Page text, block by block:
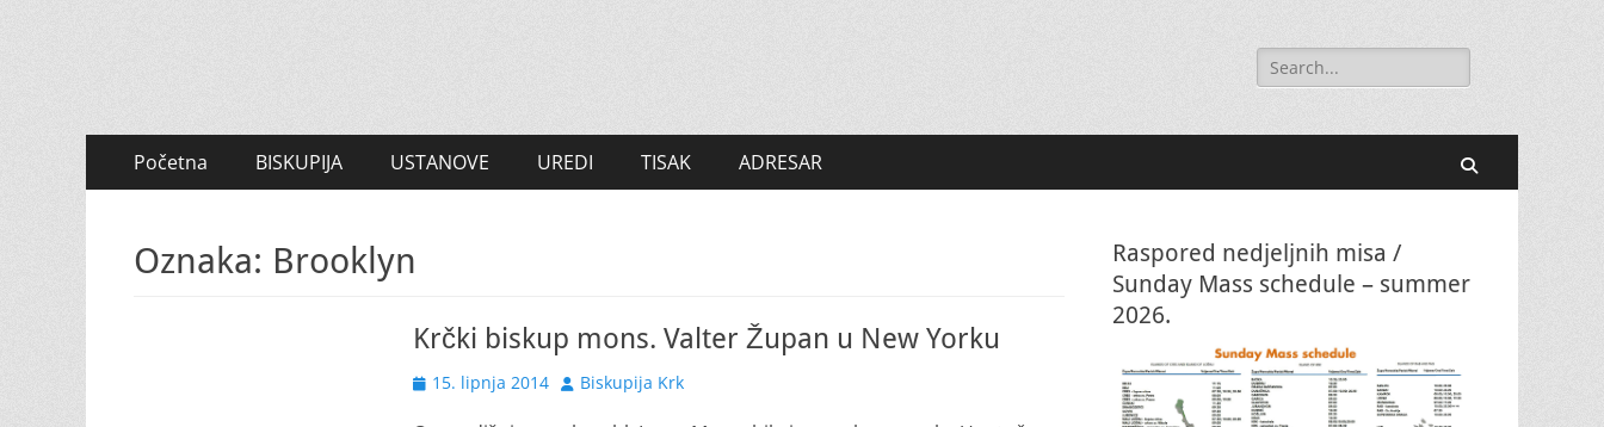
Search
for:
Primary
Menu
Početna BISKUPIJA USTANOVE UREDI TISAK ADRESAR
Oznaka: Brooklyn
Krčki biskup mons. Valter Župan u New Yorku
Posted
15. lipnja 2014 Author
Biskupija Krk
Raspored nedjeljnih misa /
Sunday Mass schedule – summer
2026.